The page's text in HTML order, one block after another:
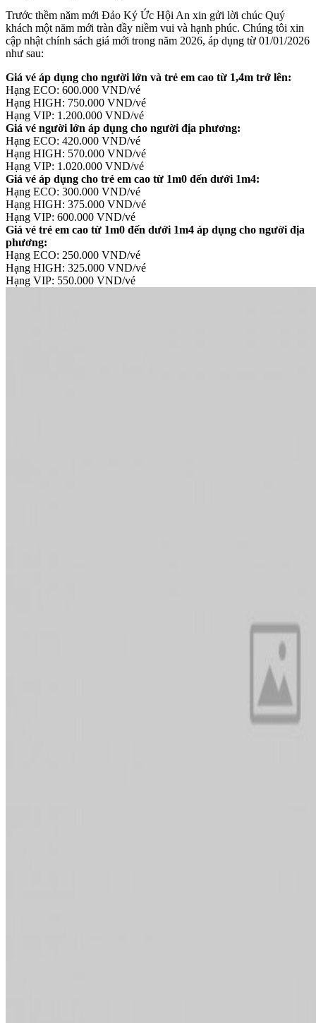
Trước thềm năm mới Đảo Ký Ức Hội An xin gửi lời chúc Quý
khách một năm mới tràn đầy niềm vui và hạnh phúc. Chúng tôi xin
cập nhật chính sách giá mới trong năm 2026, áp dụng từ 01/01/2026
như sau:
Giá vé áp dụng cho người lớn và trẻ em cao từ 1,4m trở lên:
Hạng ECO: 600.000 VND/vé
Hạng HIGH: 750.000 VND/vé
Hạng VIP: 1.200.000 VND/vé
Giá vé người lớn áp dụng cho người địa phương:
Hạng ECO: 420.000 VND/vé
Hạng HIGH: 570.000 VND/vé
Hạng VIP: 1.020.000 VND/vé
Giá vé áp dụng cho trẻ em cao từ 1m0 đến dưới 1m4:
Hạng ECO: 300.000 VND/vé
Hạng HIGH: 375.000 VND/vé
Hạng VIP: 600.000 VND/vé
Giá vé trẻ em cao từ 1m0 đến dưới 1m4 áp dụng cho người địa
phương:
Hạng ECO: 250.000 VND/vé
Hạng HIGH: 325.000 VND/vé
Hạng VIP: 550.000 VND/vé